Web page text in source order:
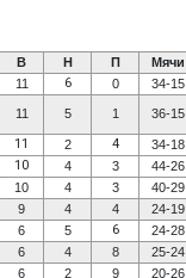
В Н П Мячи
11 6 0 34-15
11 5 1 36-15
11 2 4 34-18
10 4 3 44-26
10 4 3 40-29
9 4 4 24-19
6 5 6 24-28
6 4 8 25-24
6 2 9 20-26